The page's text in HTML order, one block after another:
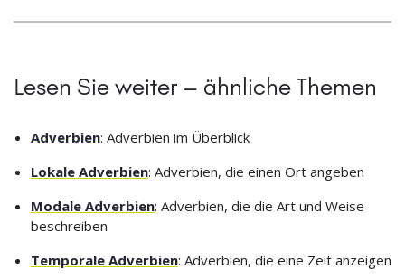
Lesen Sie weiter – ähnliche Themen
Adverbien: Adverbien im Überblick
Lokale Adverbien: Adverbien, die einen Ort angeben
Modale Adverbien: Adverbien, die die Art und Weise
beschreiben
Temporale Adverbien: Adverbien, die eine Zeit anzeigen